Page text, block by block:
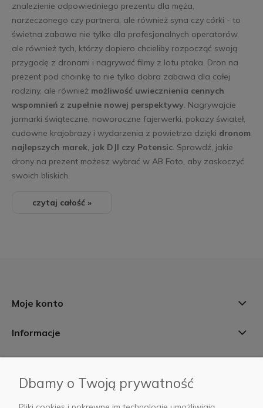
znalezienie odpowiedniego prezentu dla męża,
narzeczonego czy partnera, ale również syna czy córki - to
świetna zabawa nie tylko dla profesjonalnych operatorów,
ale również tych, którzy dopiero chcieliby rozpocząć swoją
przygodę z dronami i nagrywać filmy z lotu ptaka. Dron na
prezent pod choinkę to nie tylko dobra zabawa dla całej
rodziny, ale również możliwość uwiecznienia cennych
wspomnień z zupełnie nowej perspektywy. Nagrywajcie
jarmarki świąteczne, noworoczne fajerwerki, pokazy świateł,
cudowne krajobrazy i wydarzenia z powietrza dzięki dronom
najlepszych marek, jak DJI czy Potensic. Sprawdź, jakie
drony na prezent możesz wybrać w AB Foto, aby zaskoczyć
swoich bliskich.
czytaj całość »
Moje konto
Informacje
AB Foto
Dbamy o Twoją prywatność